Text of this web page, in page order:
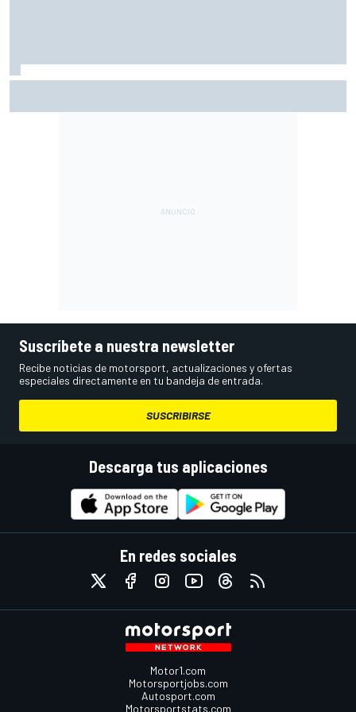
Suscríbete a nuestra newsletter
Recibe noticias de motorsport, actualizaciones y ofertas
especiales directamente en tu bandeja de entrada.
SUSCRIBIRSE
Descarga tus aplicaciones
En redes sociales
Motor1.com
Motorsportjobs.com
Autosport.com
Motorsportstats.com